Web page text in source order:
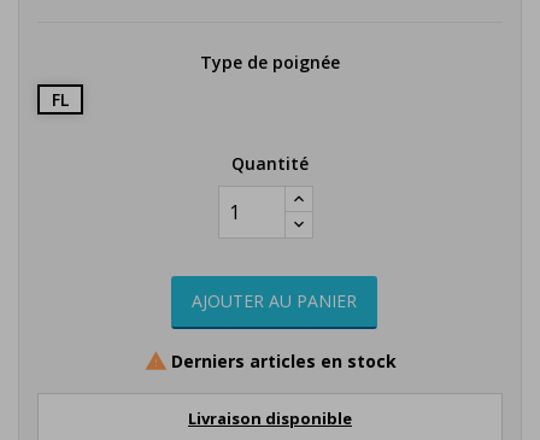
Type de poignée
FL
Quantité
AJOUTER AU PANIER
 Derniers articles en stock
Livraison disponible